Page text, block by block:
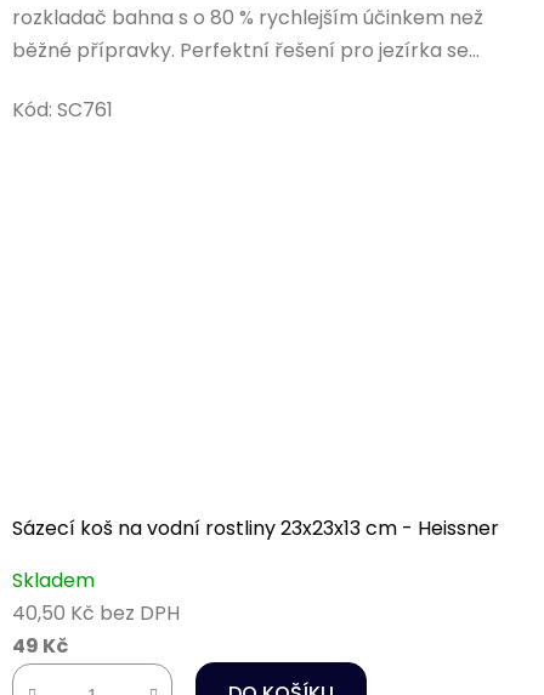
rozkladač bahna s o 80 % rychlejším účinkem než
běžné přípravky. Perfektní řešení pro jezírka se...
Kód: SC761
Sázecí koš na vodní rostliny 23x23x13 cm - Heissner
Skladem
40,50 Kč bez DPH
49 Kč